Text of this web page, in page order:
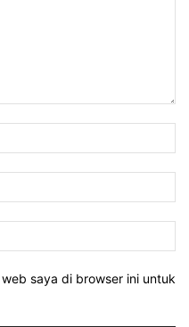
saya di browser ini untuk